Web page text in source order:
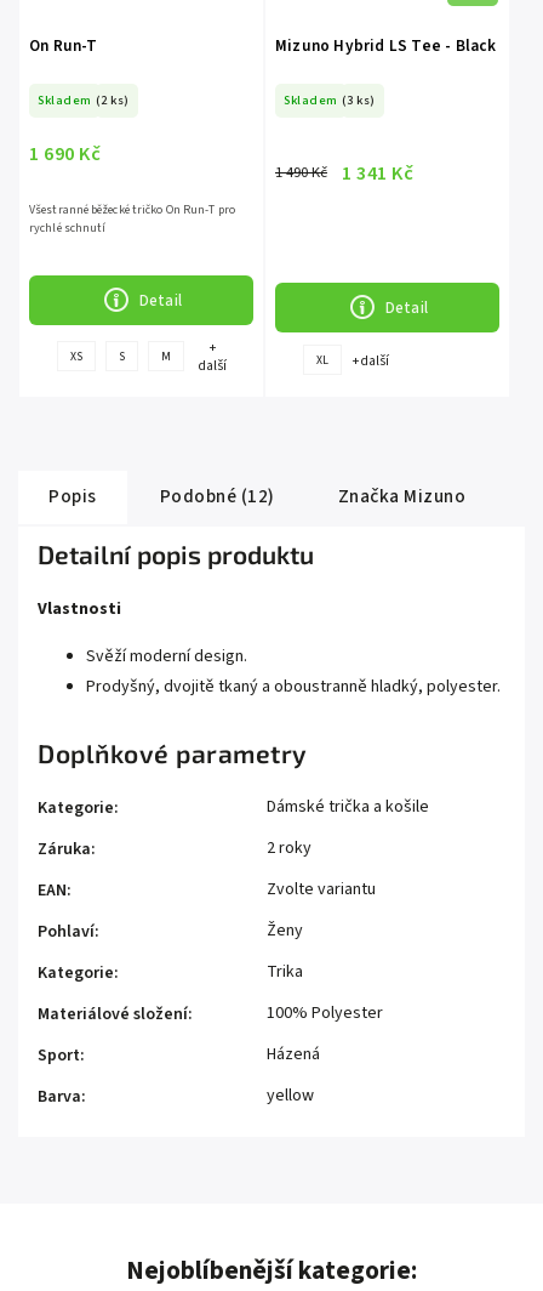
On Run-T
Skladem (2 ks)
1 690 Kč
Detail
Všestranné běžecké tričko On Run-T pro
rychlé schnutí
XS S M
+
další
Mizuno Hybrid LS Tee - Black
Skladem (3 ks)
1 490 Kč 1 341 Kč
Detail
XL + další
Popis Podobné (12) Značka Mizuno
Detailní popis produktu
Vlastnosti
Svěží moderní design.
Prodyšný, dvojitě tkaný a oboustranně hladký, polyester.
Doplňkové parametry
Kategorie:
Dámské trička a košile
Záruka:
2 roky
EAN:
Zvolte variantu
Pohlaví:
Ženy
Kategorie:
Trika
Materiálové složení:
100% Polyester
Sport:
Házená
Barva: yellow
Nejoblíbenější kategorie: